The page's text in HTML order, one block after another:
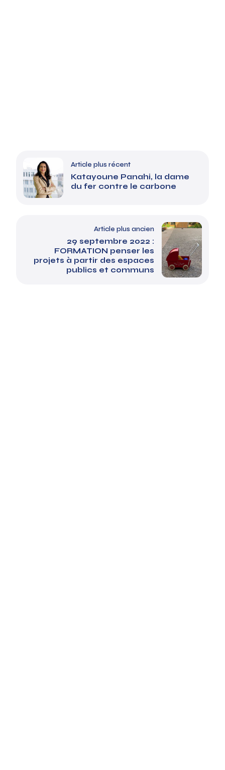
Article plus récent
Katayoune Panahi, la dame
du fer contre le carbone
Article plus ancien
29 septembre 2022 :
FORMATION penser les
projets à partir des espaces
publics et communs